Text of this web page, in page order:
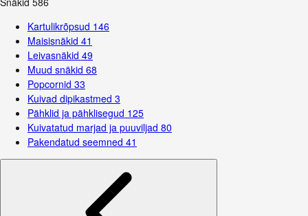
Kartulikrõpsud 146
Maisisnäkid 41
Leivasnäkid 49
Muud snäkid 68
Popcornid 33
Kuivad dipikastmed 3
Pähklid ja pähklisegud 125
Kuivatatud marjad ja puuviljad 80
Pakendatud seemned 41